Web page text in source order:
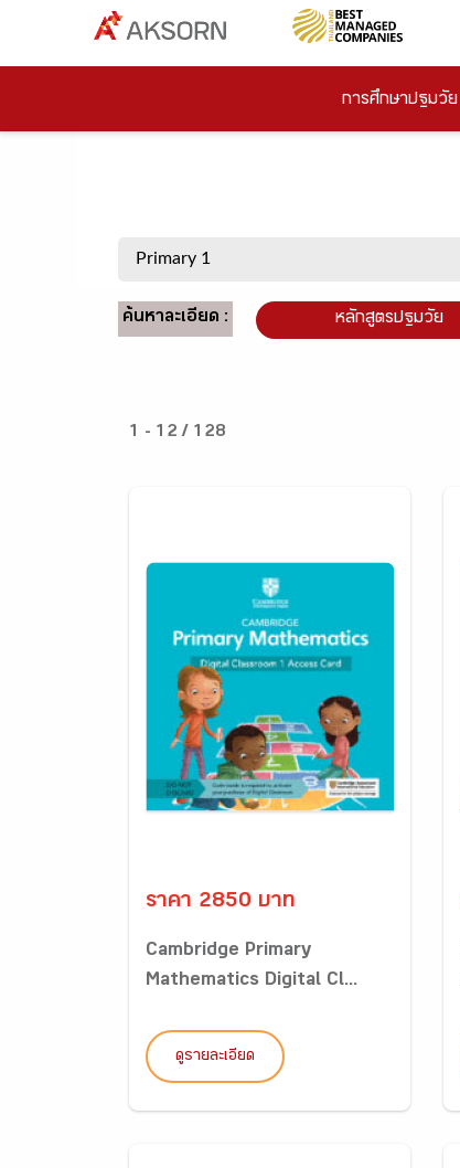
การศึกษาปฐมวัย
ค้นหาละเอียด : หลักสูตรปฐมวัย
1 - 12 / 128
ราคา 2850 บาท
Cambridge Primary
Mathematics Digital Cl...
ดูรายละเอียด